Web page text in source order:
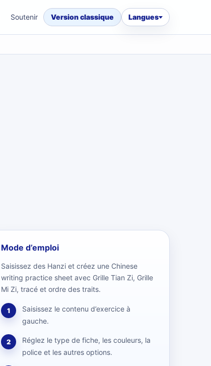
Soutenir Version classique Langues
Mode d’emploi
Saisissez des Hanzi et créez une Chinese
writing practice sheet avec Grille Tian Zi, Grille
Mi Zi, tracé et ordre des traits.
1
Saisissez le contenu d’exercice à
gauche.
2
Réglez le type de fiche, les couleurs, la
police et les autres options.